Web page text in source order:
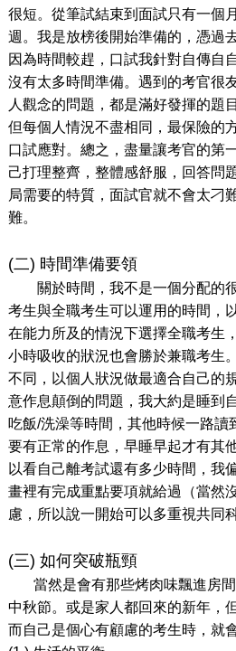
很短。從筆試結束到面試只有一個
週。我是放榜後開始準備的，憑過
因為時間較趕，口試我針對自傳自
沒有太多時間準備。遇到的考官很
人觀念的問題，都是滿好發揮的題目
但每個人情況不盡相同，最保險的
口試應對。總之，盡量讓考官的第
己打理整齊，整體感舒服，回答問
局需要的特質，面試官就不會太刁
難。
(二) 時間準備要領
關於時間，我不是一個分配的
考生與全職考生可以運用的時間，
在能力所及的情況下選擇全職考生
小時吸收的狀況也會勝於兼職考生
不同，以個人狀況做最適合自己的
意作息顛倒的問題，我大約是睡到
吃飯/洗澡等時間，其他時候一路讀
要有正常的作息，早睡早起才有其
以看自己離考試還有多少時間，我
畫裡有完成重點要項就給過（當然
慮，所以說一開始可以多重視共同科
(三) 如何突破瓶頸
當然是會有那些烤肉味飄進房間
中秋節。或是家人都回來的新年，
而自己是個心有顧慮的考生時，就